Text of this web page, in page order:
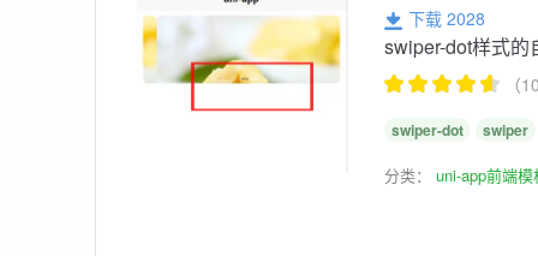
下载 2028
swiper-dot样式的
（
swiper-dot swiper
分类：uni-app前端模